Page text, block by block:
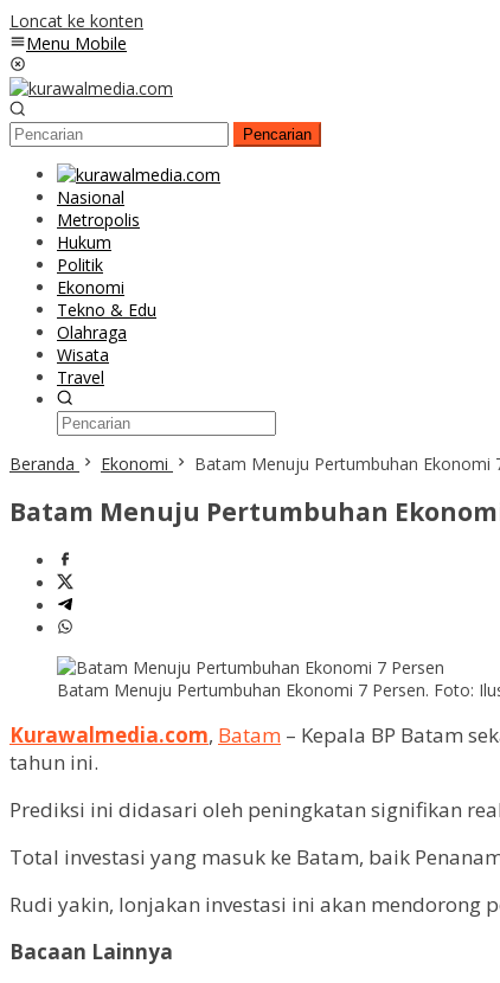
Loncat ke konten
Menu Mobile
Pencarian
Nasional
Metropolis
Hukum
Politik
Ekonomi
Tekno & Edu
Olahraga
Wisata
Travel
Beranda Ekonomi Batam Menuju Pertumbuhan Ekonomi
Batam Menuju Pertumbuhan
Batam Menuju Pertumbuhan Ekonomi 7 Persen. Foto:
Kurawalmedia.com, Batam – Kepala BP Batam
tahun ini.
Prediksi ini didasari oleh peningkatan signifikan
Total investasi yang masuk ke Batam, baik
Rudi yakin, lonjakan investasi ini akan mendorong
Bacaan Lainnya